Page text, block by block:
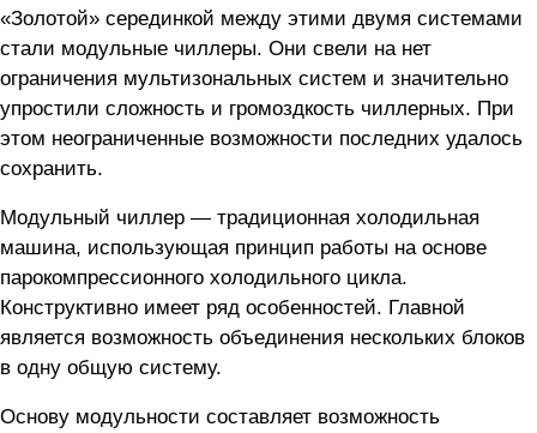
«Золотой» серединкой между этими двумя системами
стали модульные чиллеры. Они свели на нет
ограничения мультизональных систем и значительно
упростили сложность и громоздкость чиллерных. При
этом неограниченные возможности последних удалось
сохранить.
Модульный чиллер — традиционная холодильная
машина, использующая принцип работы на основе
парокомпрессионного холодильного цикла.
Конструктивно имеет ряд особенностей. Главной
является возможность объединения нескольких блоков
в одну общую систему.
Основу модульности составляет возможность